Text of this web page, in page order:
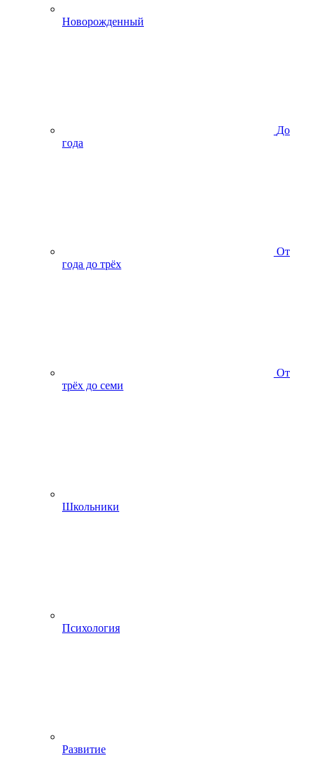
Новорожденный
До
года
От
года до трёх
От
трёх до семи
Школьники
Психология
Развитие